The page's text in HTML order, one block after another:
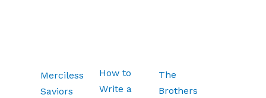
Merciless
Saviors
How to
Write a
The
Brothers